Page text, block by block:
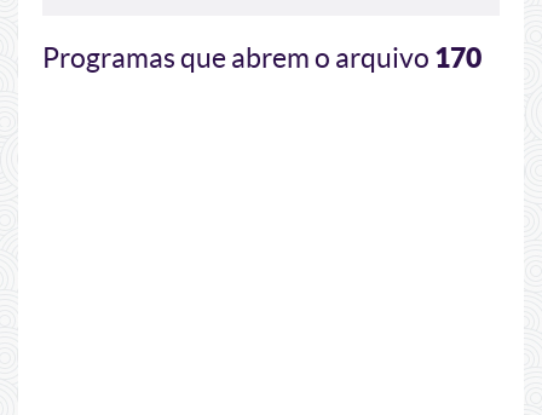
Programas que abrem o arquivo 170